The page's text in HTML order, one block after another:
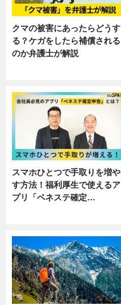
クマの被害にあったらどうす
る？ケガをしたら補償される
のか弁護士が解説
スマホひとつで手取りを増や
す方法！福利厚生で使えるア
プリ「ベネステ確定…